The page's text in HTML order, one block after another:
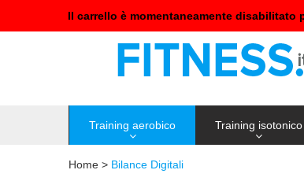
Il carrello è momentaneamente
Training aerobico Training isotonico
Home > Bilance Digitali